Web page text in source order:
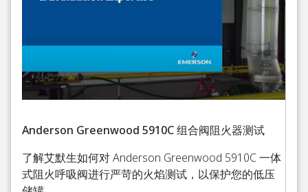
Anderson Greenwood 5910C 组合阀阻火器测试
了解艾默生如何对 Anderson Greenwood 5910C 一体
式阻火呼吸阀进行严苛的火焰测试，以保护您的低压